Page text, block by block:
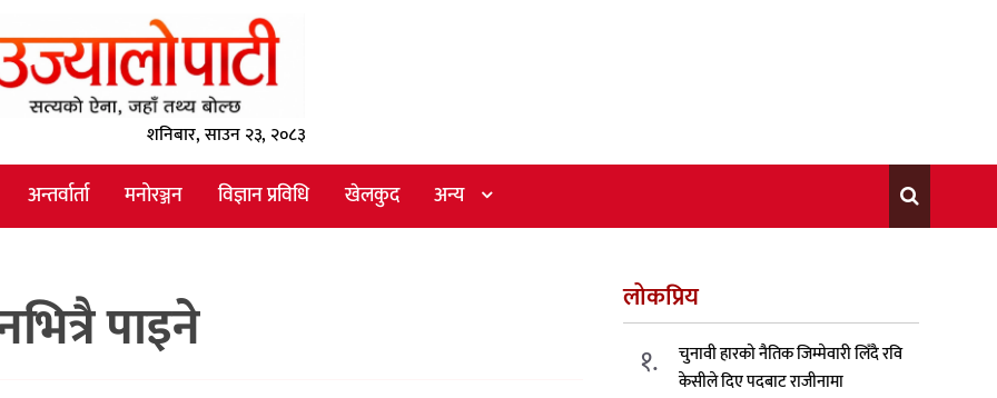
शनिबार, साउन २३, २०८३
अन्तर्वार्ता मनोरञ्जन विज्ञान प्रविधि खेलकुद अन्य
पाइने लोकप्रिय
१.
चुनावी हारको नैतिक जिम्मेवारी लिँदै रवि
केसीले दिए पदबाट राजीनामा